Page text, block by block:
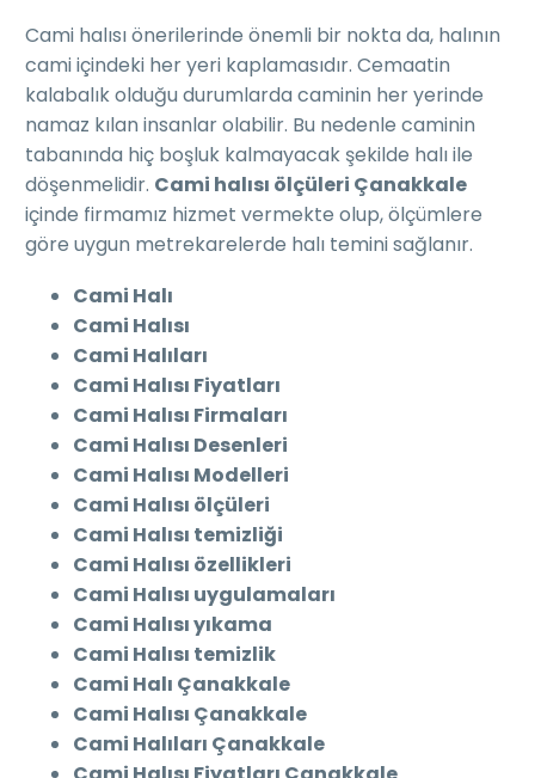
Cami halısı önerilerinde önemli bir nokta da, halının
cami içindeki her yeri kaplamasıdır. Cemaatin
kalabalık olduğu durumlarda caminin her yerinde
namaz kılan insanlar olabilir. Bu nedenle caminin
tabanında hiç boşluk kalmayacak şekilde halı ile
döşenmelidir. Cami halısı ölçüleri Çanakkale
içinde firmamız hizmet vermekte olup, ölçümlere
göre uygun metrekarelerde halı temini sağlanır.
Cami Halı
Cami Halısı
Cami Halıları
Cami Halısı Fiyatları
Cami Halısı Firmaları
Cami Halısı Desenleri
Cami Halısı Modelleri
Cami Halısı ölçüleri
Cami Halısı temizliği
Cami Halısı özellikleri
Cami Halısı uygulamaları
Cami Halısı yıkama
Cami Halısı temizlik
Cami Halı Çanakkale
Cami Halısı Çanakkale
Cami Halıları Çanakkale